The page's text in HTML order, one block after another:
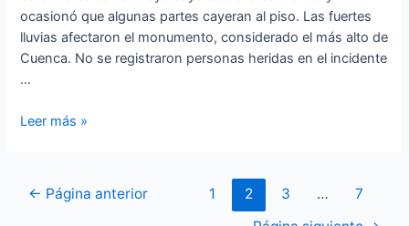
ocasionó que algunas partes cayeran al piso. Las fuertes
lluvias afectaron el monumento, considerado el más alto de
Cuenca. No se registraron personas heridas en el incidente
…
Leer más »
← Página anterior 1 2 3 …
7